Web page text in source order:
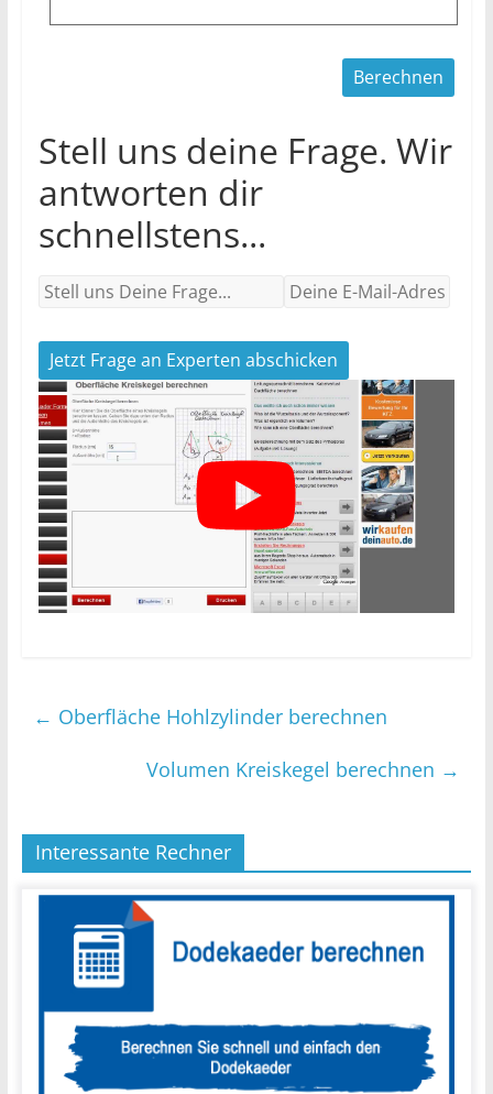
Stell uns deine Frage. Wir
antworten dir
schnellstens...
Jetzt Frage an Experten abschicken
← Oberfläche Hohlzylinder berechnen
Volumen Kreiskegel berechnen →
Interessante Rechner